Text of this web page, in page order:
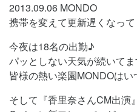
2013.09.06 MONDO
携帯を変えて更新遅くなっ
今夜は18名の出勤♪
パッとしない天気が続いて
皆様の熱い楽園MONDOは
そして『香里奈さんCM出演